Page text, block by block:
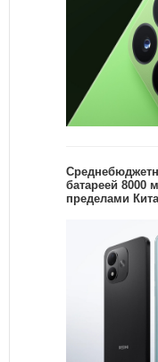
батареей 8000
пределами